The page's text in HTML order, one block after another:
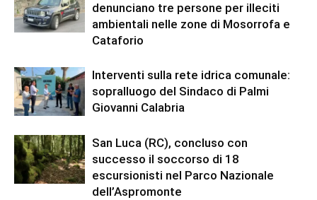
denunciano tre persone per illeciti
ambientali nelle zone di Mosorrofa e
Cataforio
Interventi sulla rete idrica comunale:
sopralluogo del Sindaco di Palmi
Giovanni Calabria
San Luca (RC), concluso con
successo il soccorso di 18
escursionisti nel Parco Nazionale
dell’Aspromonte